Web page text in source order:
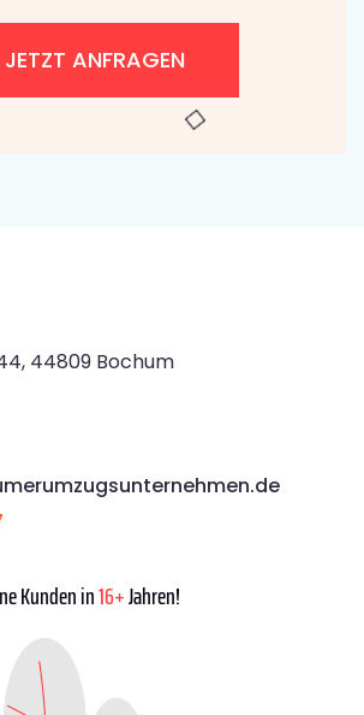
JETZT ANFRAGEN
44809 Bochum
Kunden in16+Jahren!